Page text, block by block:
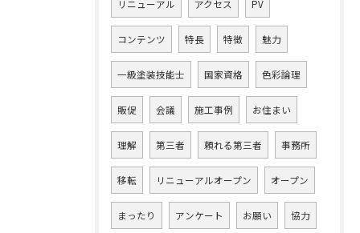
リニューアル アクセス PV
コンテンツ 特長 特徴 魅力
一級塗装技能士 国家資格 色彩論理
販促 会議 施工事例 お住まい
理解 第三者 頼れる第三者 事務所
移転 リニューアルオープン オープン
まったり アンケート お願い 協力